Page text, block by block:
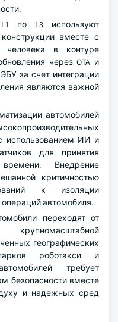
по L3 используют
вместе с
человека в контуре
через OTA и
за счет интеграции
являются важной
автомобилей
использованием ИИ и
для принятия
Внедрение
критичностью
к изоляции
автомобиля.
переходят от
географических
роботакси и
требует
безопасности вместе
и надежных сред